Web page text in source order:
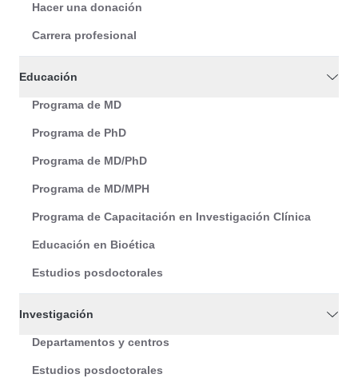
Hacer una donación
Carrera profesional
Educación
Programa de MD
Programa de PhD
Programa de MD/PhD
Programa de MD/MPH
Programa de Capacitación en Investigación Clínica
Educación en Bioética
Estudios posdoctorales
Investigación
Departamentos y centros
Estudios posdoctorales